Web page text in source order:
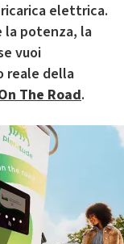
elettrica.
la potenza, la
vuoi
reale della
The Road.